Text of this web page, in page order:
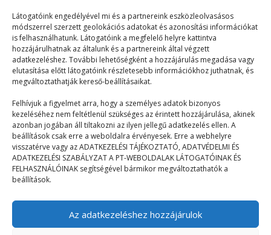
Látogatóink engedélyével mi és a partnereink eszközleolvasásos
módszerrel szerzett geolokációs adatokat és azonosítási információkat
is felhasználhatunk. Látogatóink a megfelelő helyre kattintva
hozzájárulhatnak az általunk és a partnereink által végzett
adatkezeléshez. További lehetőségként a hozzájárulás megadása vagy
elutasítása előtt látogatóink részletesebb információkhoz juthatnak, és
megváltoztathatják kereső-beállításaikat.
Felhívjuk a figyelmet arra, hogy a személyes adatok bizonyos
kezeléséhez nem feltétlenül szükséges az érintett hozzájárulása, akinek
azonban jogában áll tiltakozni az ilyen jellegű adatkezelés ellen. A
beállítások csak erre a weboldalra érvényesek. Erre a webhelyre
visszatérve vagy az ADATKEZELÉSI TÁJÉKOZTATÓ, ADATVÉDELMI ÉS
ADATKEZELÉSI SZABÁLYZAT A PT-WEBOLDALAK LÁTOGATÓINAK ÉS
FELHASZNÁLÓINAK segítségével bármikor megváltoztathatók a
beállítások.
Az adatkezeléshez hozzájárulok
© 2023–2026
Navigáció
Főoldal
Mix